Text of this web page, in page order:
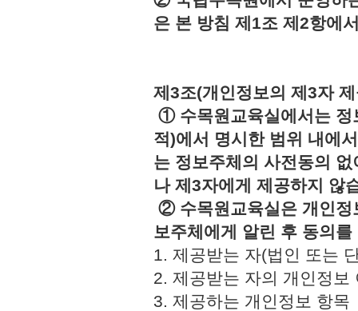
은 본 방침 제1조 제2항에
제3조(개인정보의 제3자
① 수목원교육실에서는 정
적)에서 명시한 범위 내에
는 정보주체의 사전동의
나 제3자에게 제공하지 않
② 수목원교육실은 개인정
보주체에게 알린 후 동의
1. 제공받는 자(법인 또
2. 제공받는 자의 개인정
3. 제공하는 개인정보